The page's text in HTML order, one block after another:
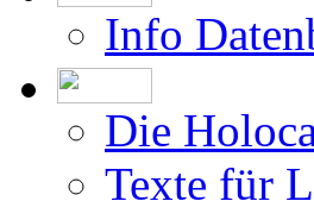
Info
Die
Texte für